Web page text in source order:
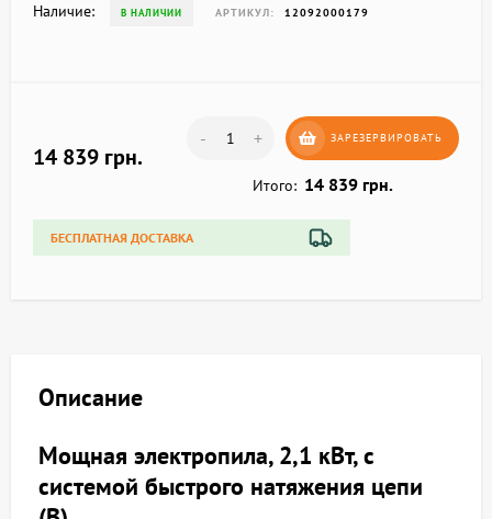
Наличие: В НАЛИЧИИ АРТИКУЛ: 12092000179
14 839 грн.
- + ЗАРЕЗЕРВИРОВАТЬ
Итого: 14 839 грн.
БЕСПЛАТНАЯ ДОСТАВКА
Описание
Мощная электропила, 2,1 кВт, с
системой быстрого натяжения цепи